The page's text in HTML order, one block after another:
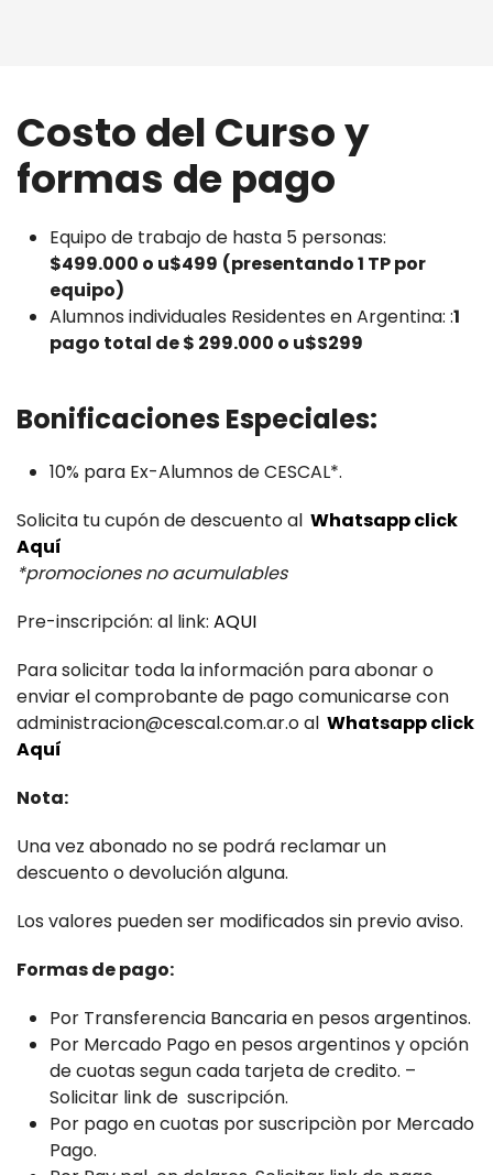
Costo del Curso y
formas de pago
Equipo de trabajo de hasta 5 personas:
$499.000 o u$499 (presentando 1 TP por
equipo)
Alumnos individuales Residentes en Argentina: :1
pago total de $ 299.000 o u$S299
Bonificaciones Especiales:
10% para Ex-Alumnos de CESCAL*.
Solicita tu cupón de descuento al Whatsapp click
Aquí
*promociones no acumulables
Pre-inscripción: al link: AQUI
Para solicitar toda la información para abonar o
enviar el comprobante de pago comunicarse con
administracion@cescal.com.ar.o al Whatsapp click
Aquí
Nota:
Una vez abonado no se podrá reclamar un
descuento o devolución alguna.
Los valores pueden ser modificados sin previo aviso.
Formas de pago:
Por Transferencia Bancaria en pesos argentinos.
Por Mercado Pago en pesos argentinos y opción
de cuotas segun cada tarjeta de credito. –
Solicitar link de suscripción.
Por pago en cuotas por suscripciòn por Mercado
Pago.